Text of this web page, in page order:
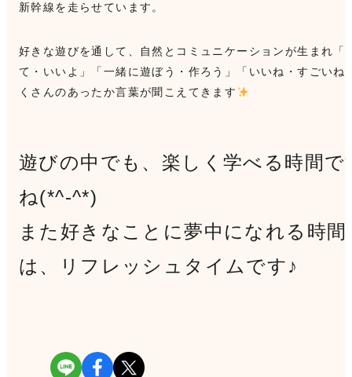
新幹線を走らせています。
好きな遊びを通して、自然とコミュニケーションが生まれ「
て・いいよ」「一緒に遊ぼう・作ろう」「いいね・すごいね
くさんのあったか言葉が聞こえてきます
遊びの中でも、楽しく学べる時間で
ね(*^-^*)
また好きなことに夢中になれる時間
は、リフレッシュタイムです♪